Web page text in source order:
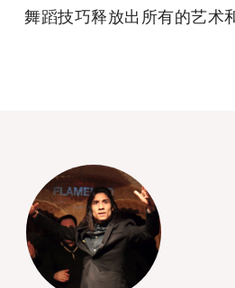
舞蹈技巧释放出所有的艺术